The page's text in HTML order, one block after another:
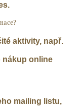
aktivity, např.
nákup online
mailing listu,